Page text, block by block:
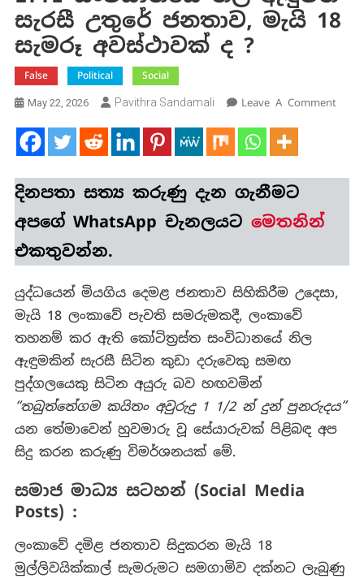
සැරසී උතුරේ ජනතාව, මැයි 18
සැමරූ අවස්ථාවක් ද ?
False Political Social
May 22, 2026 Pavithra Sandamali Leave A CommentOn
18
දිනපතා සත්‍ය කරුණුදැන ගැනීමට
අපගේ WhatsApp චැනලයට මෙතනින්
එකතුවන්න.
යුද්ධයෙන් මියගිය දෙමළ ජනතාව සිහිකිරීම උදෙසා,
මැයි 18 ලංකාවේ පැවති සමරුමකදී, ලංකාවේ
තහනම් කර ඇති කෝටිත්‍රස්ත සංවිධානයේ නිල
ඇඳුමකින් සැරසී සිටින කුඩා දරුවෙකු සමඟ
පුද්ගලයෙකු සිටින අයුරු බව හඟවමින්
“තබුත්තේගම කයිතං අවුරුදු 1 1/2 න් දුන් පුනරුදය”
යන තේමාවෙන් හුවමාරු වූ සේයාරුවක් පිළිබඳ අප
සිදු කරන කරුණු විමර්ශනයක් මේ.
සමාජ මාධ්‍ය සටහන් (Social Media
Posts) :
ලංකාවේ දමිළ ජනතාව සිදුකරන මැයි 18
මුල්ලිවයික්කාල් සැමරුමට සමගාමිව දක්නට ලැබුණු